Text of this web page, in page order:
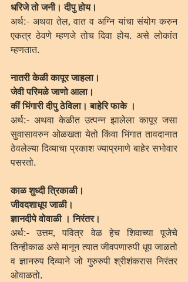
धरिजे तो जनी। दीपु होय।
अर्थ:- अथवा तेल, वात व अग्नि यांचा संयोग करुन
एकत्र ठेवणे म्हणजे तोच दिवा होय. असे लोकांत
म्हणतात.
नातरी केळी कापूर जाहला।
जेवी परिमळे जाणो आला।
कीं भिंगारी दीपु ठेविला। बाहेरि फाके ।
अर्थ:- अथवा केळीत उत्पन्न झालेला कापूर जसा
सुवासावरुन ओळखता येतो किंवा भिंगात तावदानात
ठेवलेल्या दिव्याचा प्रकाश ज्याप्रमाणे बाहेर सभोवार
पसरतो.
काळ शुध्दी त्रिकाळी।
जीवदशाधूप जाळी।
ज्ञानदीपे वोवाळी । निरंतर।
अर्थ:- उत्तम, पवित्र वेळ हेच शिवाच्या पूजेचे
तिन्हीकाळ असे मानून त्यात जीवपणारुपी धूप जाळतो
व ज्ञानरुप दिव्याने जो गुरुरुपी श्रीशंकरास निरंतर
ओवाळतो.